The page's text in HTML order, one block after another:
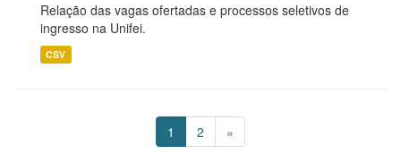
Relação das vagas ofertadas e processos seletivos de
ingresso na Unifei.
CSV
1 2 »